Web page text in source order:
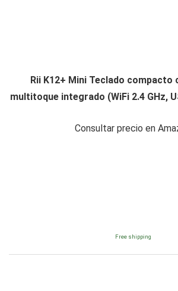
Rii K12+ Mini Teclado compacto
multitoque integrado (WiFi 2.4 GHz,
Consultar precio en
Free shipping